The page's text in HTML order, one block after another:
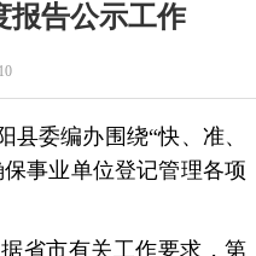
报告公示工作
委编办围绕“快、准、
事业单位登记管理各项
省市有关工作要求，第